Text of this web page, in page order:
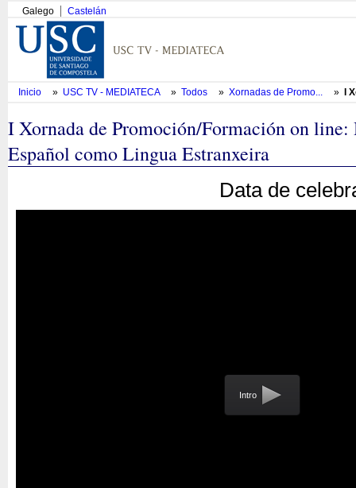
Galego Castelán
Inicio » USC TV - MEDIATECA » Todos » Xornadas de Promo... » I
I Xornada de Promoción/Formación on
Español como Lingua Estranxeira
Data de
Intro